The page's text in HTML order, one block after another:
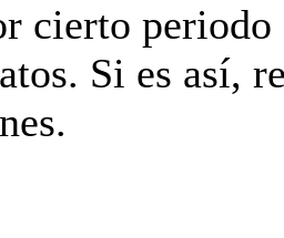
cierto
Si es así,